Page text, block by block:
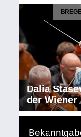
Dalia
der Wiener